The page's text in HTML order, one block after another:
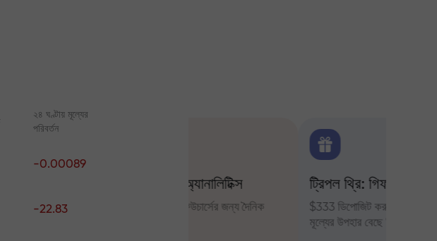
২৪ ঘণ্টায় মূল্যের
পরিবর্তন
-0.00089
-22.83
ফরেক্স, ক্রিপ্টো ও ফিউচার্সের জন্য দৈনিক
ট্রিপল থ্রি: গিফট প্রজেক্ট
$333 ডিপোজিট করুন এবং $1,500 পর্যন্ত